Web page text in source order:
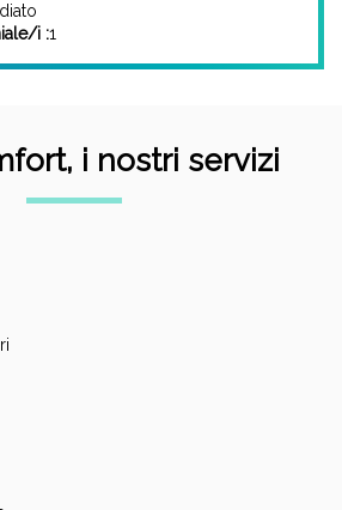
i :1
i nostri servizi